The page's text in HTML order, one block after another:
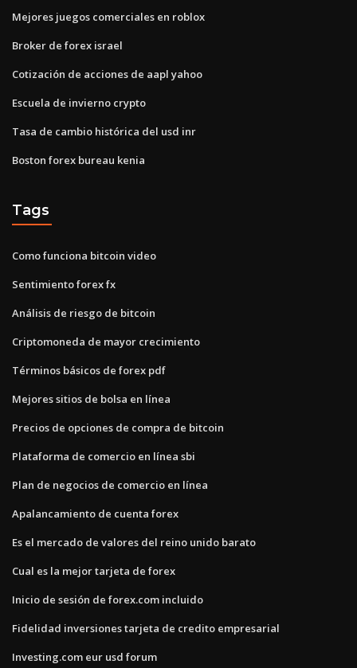
Mejores juegos comerciales en roblox
Broker de forex israel
Cotización de acciones de aapl yahoo
Escuela de invierno crypto
Tasa de cambio histórica del usd inr
Boston forex bureau kenia
Tags
Como funciona bitcoin video
Sentimiento forex fx
Análisis de riesgo de bitcoin
Criptomoneda de mayor crecimiento
Términos básicos de forex pdf
Mejores sitios de bolsa en línea
Precios de opciones de compra de bitcoin
Plataforma de comercio en línea sbi
Plan de negocios de comercio en línea
Apalancamiento de cuenta forex
Es el mercado de valores del reino unido barato
Cual es la mejor tarjeta de forex
Inicio de sesión de forex.com incluido
Fidelidad inversiones tarjeta de credito empresarial
Investing.com eur usd forum